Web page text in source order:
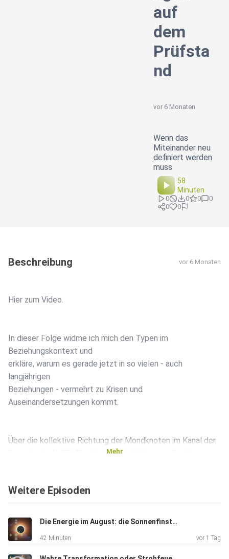
auf
dem
Prüfsta
nd
vor 6 Monaten
Wenn das
Miteinander neu
definiert werden
muss
58
Minuten
0 0 0
0
0
0
Beschreibung vor 6 Monaten
Hier zum Video.
In dieser Folge widme ich mich den Typen im
Beziehungskontext und
erkläre, warum es gerade jetzt in so vielen - auch
langjährigen
Beziehungen - vermehrt zu Krisen und
Auseinandersetzungen kommt.
Über die kollektive Richtung der Mondknoten im Kanal der
Gemeinschaft 37-40 steht die Qualität unser Beziehungen,
Themen wie: das Hinterfragen der Aufteilung des
Haushalts, des
Einsatzes für Beziehungsthemen, der Befriedigung der
eigenen
Mehr
Weitere Episoden
Die Energie im August: die Sonnenfinsternis als kosmisches Brennglas
42 Minuten vor 1 Tag